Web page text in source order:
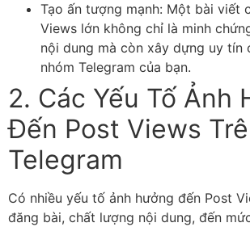
Tạo ấn tượng mạnh: Một bài viết
Views lớn không chỉ là minh
nội dung mà còn xây dựng uy tín
nhóm Telegram của bạn.
2. Các Yếu Tố Ảnh
Đến Post Views
Telegram
Có nhiều yếu tố ảnh hưởng đến Post
đăng bài, chất lượng nội dung, đến